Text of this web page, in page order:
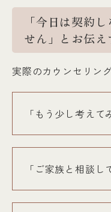
「今日は契約
せん」とお伝
実際のカウンセリング
「もう少し考えて
「ご家族と相談し